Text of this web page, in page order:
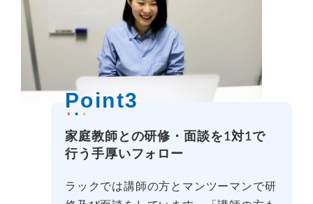
Point3
家庭教師との研修・面談を1対1で
行う手厚いフォロー
ラックでは講師の方とマンツーマンで研